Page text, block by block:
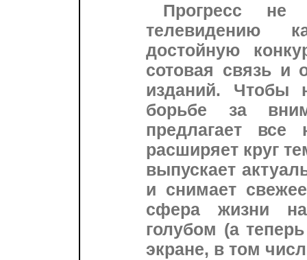
Прогресс не
телевидению
достойную
сотовая связь и
изданий. Чтобы
борьбе за
предлагает
расширяет круг
выпускает
и снимает
сфера жизни
голубом (а
экране, в том